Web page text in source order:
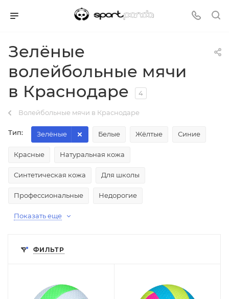
Зелёные
волейбольные мячи
в Краснодаре
4
Волейбольные мячи в Краснодаре
Тип: Белые Жёлтые Синие
Зелёные
Красные Натуральная кожа
Синтетическая кожа Для школы
Профессиональные Недорогие
Показать еще
ФИЛЬТР